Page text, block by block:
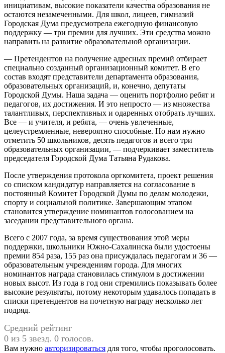
инициативам, высокие показатели качества образования не
остаются незамеченными. Для школ, лицеев, гимназий
Городская Дума предусмотрела ежегодную финансовую
поддержку — три премии для лучших. Эти средства можно
направить на развитие образовательной организации.
— Претендентов на получение адресных премий отбирает
специально созданный организационный комитет. В его
состав входят представители департамента образования,
образовательных организаций, и, конечно, депутаты
Городской Думы. Наша задача — оценить портфолио ребят и
педагогов, их достижения. И это непросто — из множества
талантливых, перспективных и одаренных отобрать лучших.
Все — и учителя, и ребята, — очень увлеченные,
целеустремленные, невероятно способные. Но нам нужно
отметить 50 школьников, десять педагогов и всего три
образовательных организации, — подчеркивает заместитель
председателя Городской Дума Татьяна Рудакова.
После утверждения протокола оргкомитета, проект решения
со списком кандидатур направляется на согласование в
постоянный Комитет Городской Думы по делам молодежи,
спорту и социальной политике. Завершающим этапом
становится утверждение номинантов голосованием на
заседании представительного органа.
Всего с 2007 года, за время существования этой меры
поддержки, школьники Южно-Сахалинска были удостоены
премии 854 раза, 155 раз она присуждалась педагогам и 36 —
образовательным учреждениям города. Для многих
номинантов награда становилась стимулом в достижении
новых высот. Из года в год они стремились показывать более
высокие результаты, потому некоторым удавалось попадать в
списки претендентов на почетную награду несколько лет
подряд.
Средний рейтинг
0 из 5 звезд. 0 голосов.
Вам нужно авторизироваться для того, чтобы проголосовать.